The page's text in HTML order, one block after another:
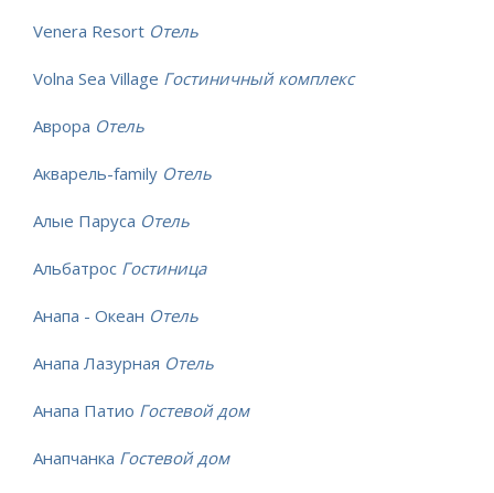
Venera Resort Отель
Volna Sea Village Гостиничный комплекс
Аврора Отель
Акварель-family Отель
Алые Паруса Отель
Альбатрос Гостиница
Анапа - Океан Отель
Анапа Лазурная Отель
Анапа Патио Гостевой дом
Анапчанка Гостевой дом